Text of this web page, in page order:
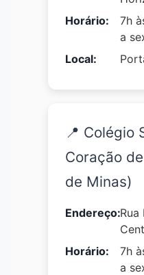
Horário:
7h
a
Local:
📍 Colégio
Coração
de Minas)
Endereço:Rua
Horário:
7h
a